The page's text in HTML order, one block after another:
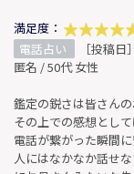
満足度：
電話占い
［投稿
匿名 / 50代 女性
鑑定の鋭さは皆さんの
その上での感想として
電話が繋がった瞬間に
人にはなかなか話せ